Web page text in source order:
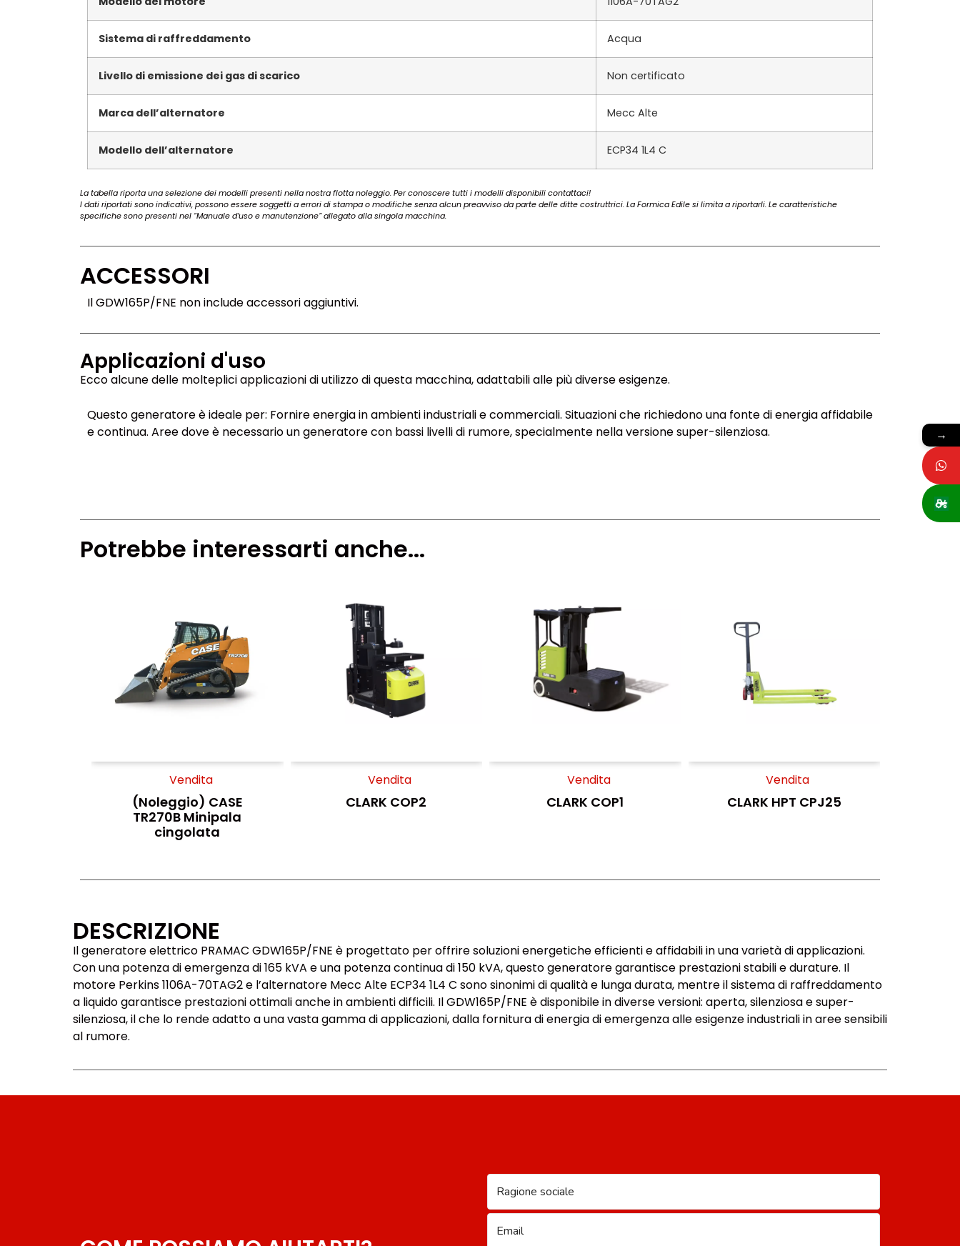
Sistema di raffreddamento Acqua
Livello di emissione dei gas di scarico Non certificato
Marca dell’alternatore Mecc Alte
Modello dell’alternatore ECP34 1L4 C
La tabella riporta una selezione dei modelli presenti nella nostra flotta noleggio. Per conoscere tutti i modelli disponibili contattaci!
I dati riportati sono indicativi, possono essere soggetti a errori di stampa o modifiche senza alcun preavviso da parte delle ditte costruttrici. La Formica Edile si limita a riportarli. Le caratteristiche
specifiche sono presenti nel “Manuale d’uso e manutenzione” allegato alla singola macchina.
ACCESSORI
Il GDW165P/FNE non include accessori aggiuntivi.
Applicazioni d'uso
Ecco alcune delle molteplici applicazioni di utilizzo di questa macchina, adattabili alle più diverse esigenze.
Questo generatore è ideale per: Fornire energia in ambienti industriali e commerciali. Situazioni che richiedono una fonte di energia affidabile
e continua. Aree dove è necessario un generatore con bassi livelli di rumore, specialmente nella versione super-silenziosa.
Potrebbe interessarti anche...
Vendita
(Noleggio) CASE
TR270B Minipala
cingolata
Vendita
CLARK COP2
Vendita
CLARK COP1
Vendita
CLARK HPT CPJ25
DESCRIZIONE
Il generatore elettrico PRAMAC GDW165P/FNE è progettato per offrire soluzioni energetiche efficienti e affidabili in una varietà di applicazioni.
Con una potenza di emergenza di 165 kVA e una potenza continua di 150 kVA, questo generatore garantisce prestazioni stabili e durature. Il
motore Perkins 1106A-70TAG2 e l’alternatore Mecc Alte ECP34 1L4 C sono sinonimi di qualità e lunga durata, mentre il sistema di raffreddamento
a liquido garantisce prestazioni ottimali anche in ambienti difficili. Il GDW165P/FNE è disponibile in diverse versioni: aperta, silenziosa e super-
silenziosa, il che lo rende adatto a una vasta gamma di applicazioni, dalla fornitura di energia di emergenza alle esigenze industriali in aree sensibili
al rumore.
→